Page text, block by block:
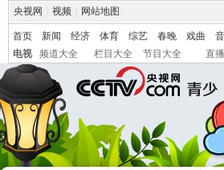
央视网 视频 网站地图
首页 新闻 经济 体育 综艺 春晚 戏曲
电视
频道大全 栏目大全 节目大全 直